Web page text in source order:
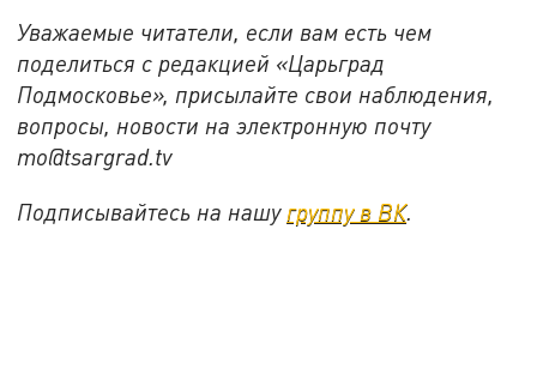
Уважаемые читатели, если вам есть чем
поделиться с редакцией «Царьград
Подмосковье», присылайте свои наблюдения,
вопросы, новости на электронную почту
mo@tsargrad.tv
Подписывайтесь на нашу группу в ВК.